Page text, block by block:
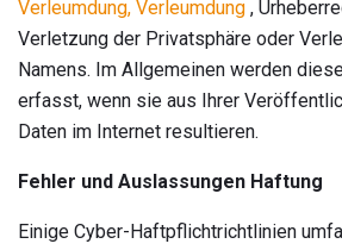
Verleumdung, Verleumdung ,
Verletzung der Privatsphäre oder
Namens. Im Allgemeinen werden
erfasst, wenn sie aus Ihrer
Daten im Internet resultieren.
Fehler und Auslassungen Haftung
Einige Cyber-Haftpflichtrichtlinien